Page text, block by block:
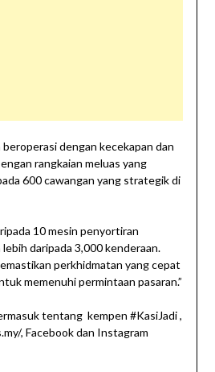
beroperasi dengan kecekapan dan
rangkaian meluas yang
600 cawangan yang strategik di
10 mesin penyortiran
daripada 3,000 kenderaan.
perkhidmatan yang cepat
memenuhi permintaan pasaran.”
tentang kempen #KasiJadi ,
, Facebook dan Instagram